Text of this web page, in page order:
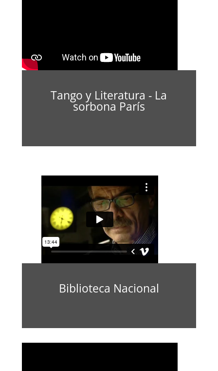
Tango y Literatura - La
sorbona París
Biblioteca Nacional